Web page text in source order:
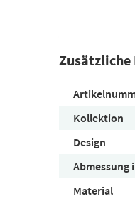
Kollektion
Design
Abmessung
Material